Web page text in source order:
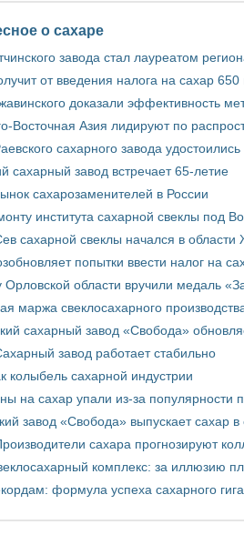
о сахаре
завода стал лауреатом
от введения налога на сахар
доказали эффективность
Азия лидируют по
сахарного завода удостоились
сахарный завод встречает 65-летие
сахарозаменителей в России
института сахарной свеклы под
сахарной свеклы начался в области
попытки ввести налог на
Орловской области вручили медаль
маржа свеклосахарного
сахарный завод «Свобода»
завод работает стабильно
колыбель сахарной индустрии
на сахар упали из-за популярности
завод «Свобода» выпускает сахар в
сахара прогнозируют
комплекс: за иллюзию
формула успеха сахарного